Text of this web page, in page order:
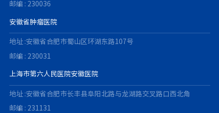
邮编 : 230036
安徽省肿瘤医院
地址 :安徽省合肥市蜀山区环湖东路107号
邮编 : 230031
上海市第六人民医院安徽医院
地址 :安徽省合肥市长丰县阜阳北路与龙湖路交叉路口西北角
邮编 : 231131